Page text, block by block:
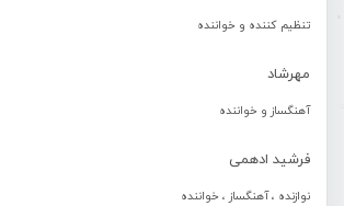
تنظیم کننده و خواننده
مهرشاد
آهنگساز و خواننده
فرشید ادهمی
نوازنده ، آهنگساز ، خواننده